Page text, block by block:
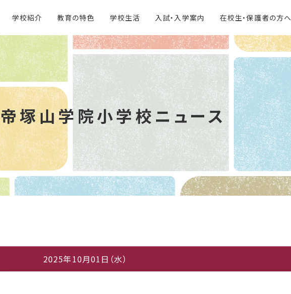
学校紹介 教育の特色 学校生活 入試・入学案内 在校生・保護者の方へ
帝塚山学院小学校ニュース
2025年10月01日（水）